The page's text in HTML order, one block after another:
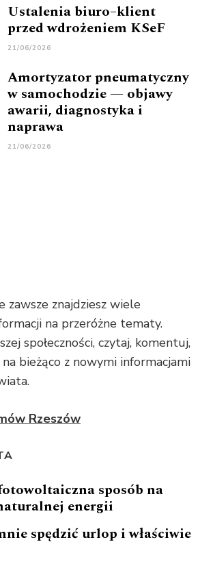
Ustalenia biuro–klient
przed wdrożeniem KSeF
21/06/2026
Amortyzator pneumatyczny
w samochodzie — objawy
awarii, diagnostyka i
naprawa
21/06/2026
zawsze znajdziesz wiele
na przeróżne tematy.
społeczności, czytaj, komentuj,
bieżąco z nowymi informacjami
Rzeszów
sposób na
energii
spędzić urlop i właściwie